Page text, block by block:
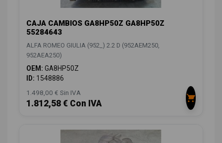
CAJA CAMBIOS GA8HP50Z GA8HP50Z
55284643
ALFA ROMEO GIULIA (952_) 2.2 D (952AEM250,
952AEA250)
OEM: GA8HP50Z
ID: 1548886
1.498,00 € Sin IVA
1.812,58 € Con IVA